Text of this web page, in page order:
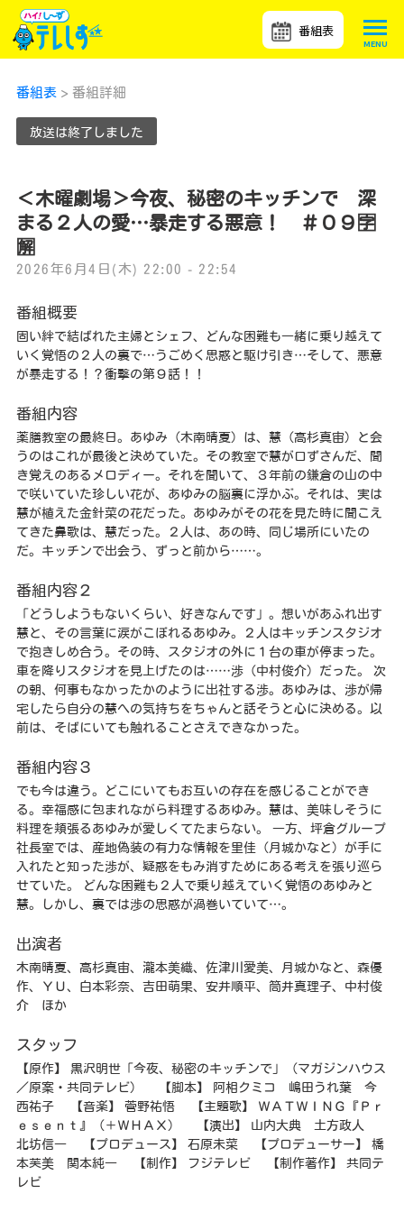
番組表
番組表 > 番組詳細
放送は終了しました
＜木曜劇場＞今夜、秘密のキッチンで 深
まる２人の愛…暴走する悪意！ ＃０９🈑
🈖
2026年6月4日(木) 22:00 - 22:54
番組概要
固い絆で結ばれた主婦とシェフ、どんな困難も一緒に乗り越えて
いく覚悟の２人の裏で…うごめく思惑と駆け引き…そして、悪意
が暴走する！？衝撃の第９話！！
番組内容
薬膳教室の最終日。あゆみ（木南晴夏）は、慧（高杉真宙）と会
うのはこれが最後と決めていた。その教室で慧が口ずさんだ、聞
き覚えのあるメロディー。それを聞いて、３年前の鎌倉の山の中
で咲いていた珍しい花が、あゆみの脳裏に浮かぶ。それは、実は
慧が植えた金針菜の花だった。あゆみがその花を見た時に聞こえ
てきた鼻歌は、慧だった。２人は、あの時、同じ場所にいたの
だ。キッチンで出会う、ずっと前から……。
番組内容２
「どうしようもないくらい、好きなんです」。想いがあふれ出す
慧と、その言葉に涙がこぼれるあゆみ。２人はキッチンスタジオ
で抱きしめ合う。その時、スタジオの外に１台の車が停まった。
車を降りスタジオを見上げたのは……渉（中村俊介）だった。 次
の朝、何事もなかったかのように出社する渉。あゆみは、渉が帰
宅したら自分の慧への気持ちをちゃんと話そうと心に決める。以
前は、そばにいても触れることさえできなかった。
番組内容３
でも今は違う。どこにいてもお互いの存在を感じることができ
る。幸福感に包まれながら料理するあゆみ。慧は、美味しそうに
料理を頬張るあゆみが愛しくてたまらない。 一方、坪倉グループ
社長室では、産地偽装の有力な情報を里佳（月城かなと）が手に
入れたと知った渉が、疑惑をもみ消すためにある考えを張り巡ら
せていた。 どんな困難も２人で乗り越えていく覚悟のあゆみと
慧。しかし、裏では渉の思惑が渦巻いていて…。
出演者
木南晴夏、高杉真宙、瀧本美織、佐津川愛美、月城かなと、森優
作、ＹＵ、白本彩奈、吉田萌果、安井順平、筒井真理子、中村俊
介 ほか
スタッフ
【原作】 黒沢明世「今夜、秘密のキッチンで」（マガジンハウス
／原案・共同テレビ） 【脚本】 阿相クミコ 嶋田うれ葉 今
西祐子 【音楽】 菅野祐悟 【主題歌】 ＷＡＴＷＩＮＧ『Ｐｒ
ｅｓｅｎｔ』（＋ＷＨＡＸ） 【演出】 山内大典 土方政人
北坊信一 【プロデュース】 石原未菜 【プロデューサー】 橋
本芙美 関本純一 【制作】 フジテレビ 【制作著作】 共同テ
レビ